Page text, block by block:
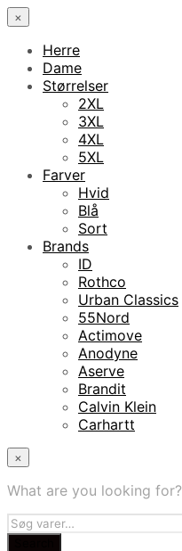
×
Herre
Dame
Størrelser
2XL
3XL
4XL
5XL
Farver
Hvid
Blå
Sort
Brands
ID
Rothco
Urban Classics
55Nord
Actimove
Anodyne
Aserve
Brandit
Calvin Klein
Carhartt
×
What are you looking for?